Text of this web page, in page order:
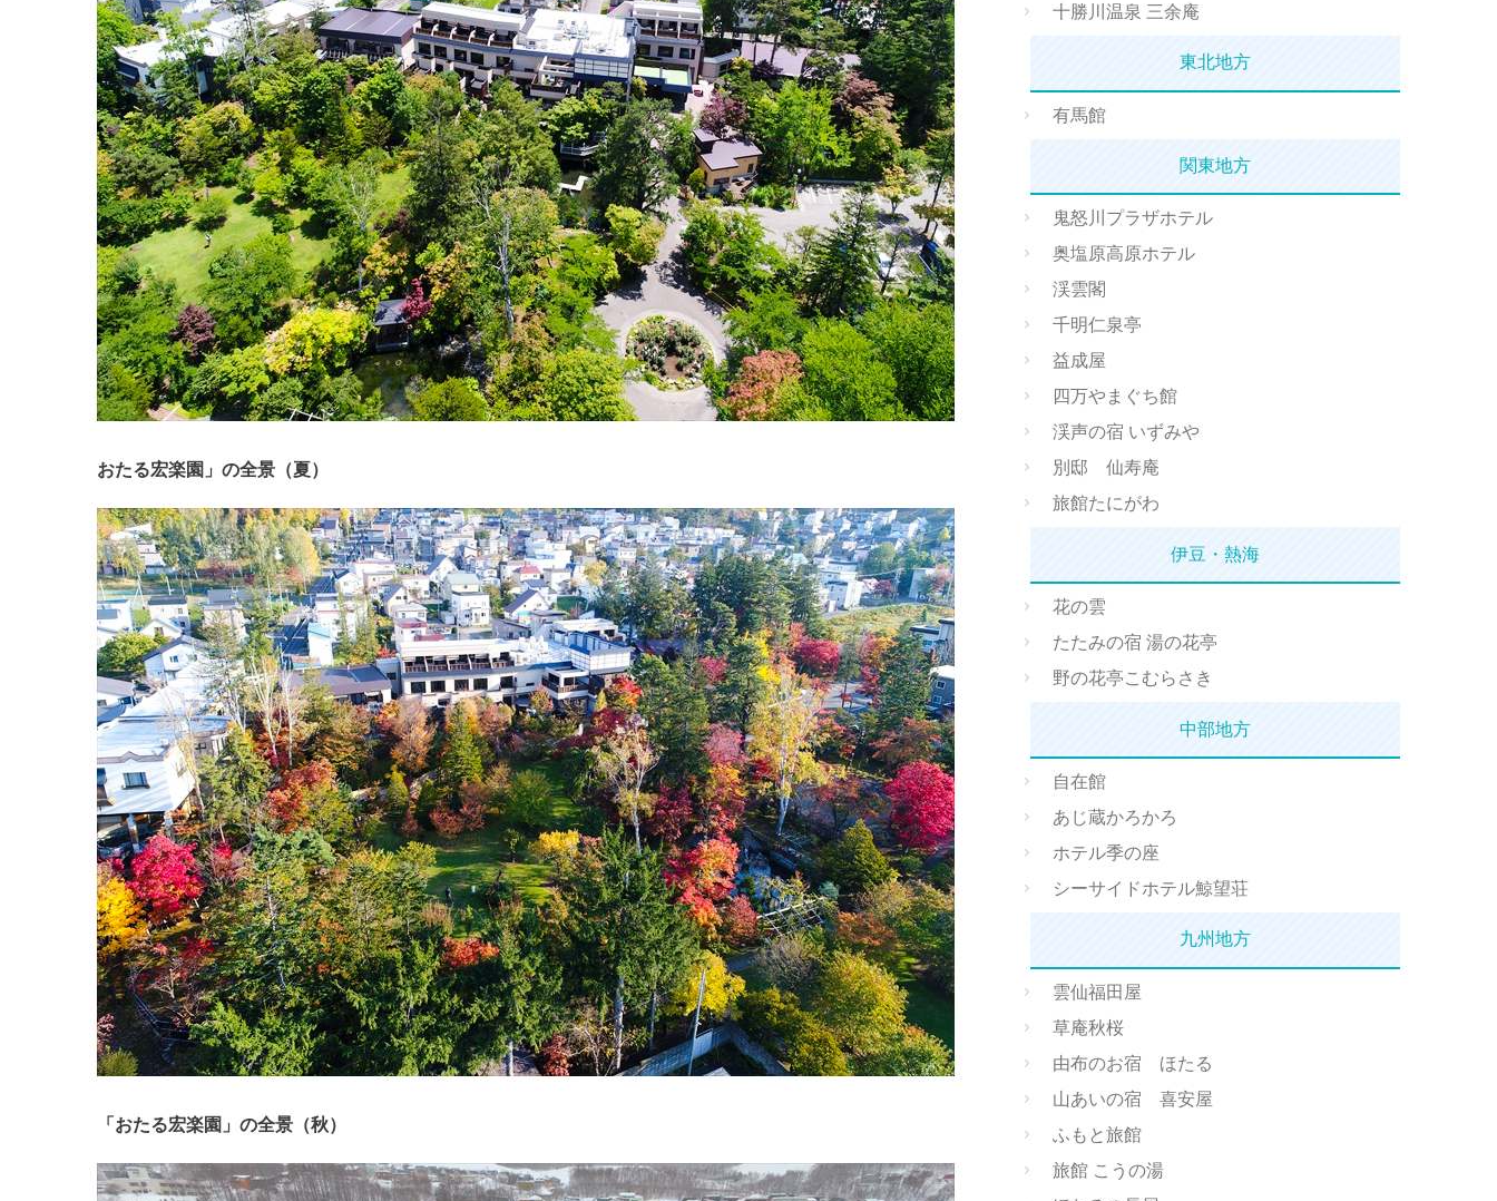
おたる宏楽園」の全景（夏）
「おたる宏楽園」の全景（秋）
十勝川温泉 三余庵
東北地方
有馬館
関東地方
鬼怒川プラザホテル
奥塩原高原ホテル
渓雲閣
千明仁泉亭
益成屋
四万やまぐち館
渓声の宿 いずみや
別邸 仙寿庵
旅館たにがわ
伊豆・熱海
花の雲
たたみの宿 湯の花亭
野の花亭こむらさき
中部地方
自在館
あじ蔵かろかろ
ホテル季の座
シーサイドホテル鯨望荘
九州地方
雲仙福田屋
草庵秋桜
由布のお宿 ほたる
山あいの宿 喜安屋
ふもと旅館
旅館 こうの湯